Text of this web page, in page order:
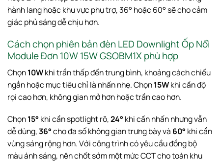
hành lang hoặc khu vực phụ trợ, 36° hoặc 60° sẽ cho cảm
giác phủ sáng dễ chịu hơn.
Cách chọn phiên bản đèn LED Downlight Ốp Nổi
Module Đơn 10W 15W GSOBM1X phù hợp
Chọn10Wkhi trần thấp đến trung bình, khoảng cách chiếu
ngắn hoặc mục tiêu chỉ là nhấn nhẹ. Chọn15Wkhi cần độ
rọi cao hơn, không gian mở hơn hoặc trần cao hơn.
Chọn15°khi cần spotlight rõ,24°khi cần nhấn nhưng vẫn
dễ dùng,36°cho đa số không gian trưng bày và 60°khi cần
vùng sáng rộng hơn. Với công trình có yêu cầu đồng bộ
màu ánh sáng, nên chốt sớm một mức CCT cho toàn khu